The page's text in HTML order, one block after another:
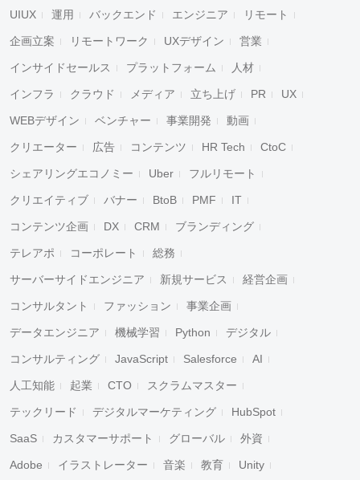
UIUX 運用 バックエンド エンジニア リモート
企画立案 リモートワーク UXデザイン 営業
インサイドセールス プラットフォーム 人材
インフラ クラウド メディア 立ち上げ PR UX
WEBデザイン ベンチャー 事業開発 動画
クリエーター 広告 コンテンツ HR Tech CtoC
シェアリングエコノミー Uber フルリモート
クリエイティブ バナー BtoB PMF IT
コンテンツ企画 DX CRM ブランディング
テレアポ コーポレート 総務
サーバーサイドエンジニア 新規サービス 経営企画
コンサルタント ファッション 事業企画
データエンジニア 機械学習 Python デジタル
コンサルティング JavaScript Salesforce AI
人工知能 起業 CTO スクラムマスター
テックリード デジタルマーケティング HubSpot
SaaS カスタマーサポート グローバル 外資
Adobe イラストレーター 音楽 教育 Unity